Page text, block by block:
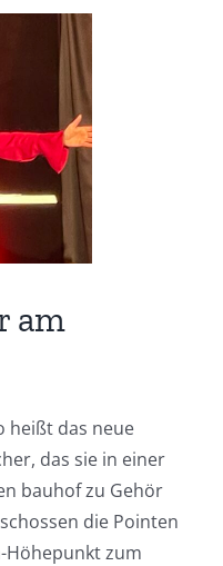
am
heißt das neue
das sie in einer
bauhof zu Gehör
die Pointen
Höhepunkt zum